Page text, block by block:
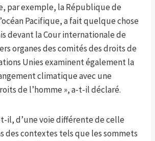
par exemple, la République de
Pacifique, a fait quelque chose
devant la Cour internationale de
organes des comités des droits de
Unies examinent également la
climatique avec une
de l’homme », a-t-il déclaré.
il, d’une voie différente de celle
des contextes tels que les sommets